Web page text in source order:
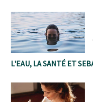
L'EAU, LA SANTÉ ET